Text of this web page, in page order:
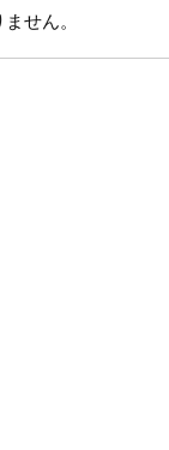
せん。